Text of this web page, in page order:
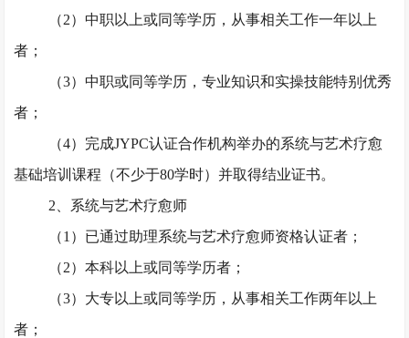
（2）中职以上或同等学历，从事相关工作一年以上
者；
（3）中职或同等学历，专业知识和实操技能特别优秀
者；
（4）完成JYPC认证合作机构举办的系统与艺术疗愈
基础培训课程（不少于80学时）并取得结业证书。
2、系统与艺术疗愈师
（1）已通过助理系统与艺术疗愈师资格认证者；
（2）本科以上或同等学历者；
（3）大专以上或同等学历，从事相关工作两年以上
者；